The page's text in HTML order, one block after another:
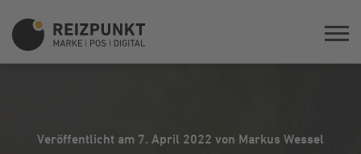
Veröffentlicht am 7. April 2022 von Markus Wessel